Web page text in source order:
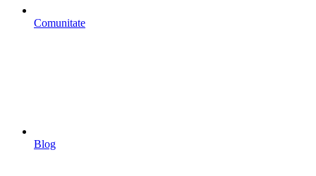
Comunitate
Blog